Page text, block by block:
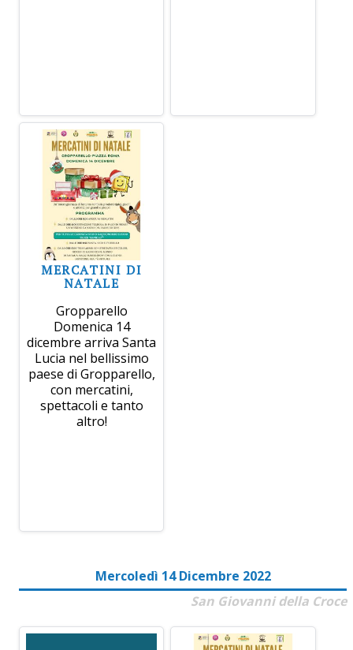
MERCATINI DI
NATALE
Gropparello
Domenica 14
dicembre arriva Santa
Lucia nel bellissimo
paese di Gropparello,
con mercatini,
spettacoli e tanto
altro!
Mercoledì 14 Dicembre 2022
San Giovanni della Croce